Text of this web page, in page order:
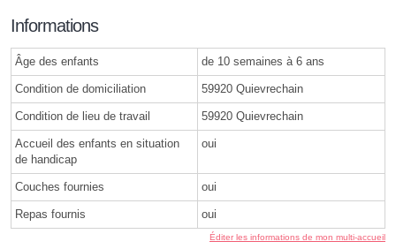
Informations
Âge des enfants de 10 semaines à 6 ans
Condition de domiciliation 59920 Quievrechain
Condition de lieu de travail 59920 Quievrechain
Accueil des enfants en situation
de handicap
oui
Couches fournies oui
Repas fournis oui
Éditer les informations de mon multi-accueil